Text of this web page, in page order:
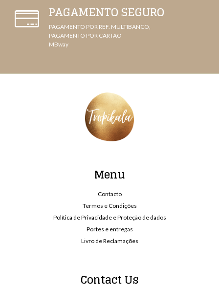
PAGAMENTO SEGURO
PAGAMENTO POR REF. MULTIBANCO,
PAGAMENTO POR CARTÃO
MBway
Menu
Contacto
Termos e Condições
Política de Privacidade e Proteção de dados
Portes e entregas
Livro de Reclamações
Contact Us